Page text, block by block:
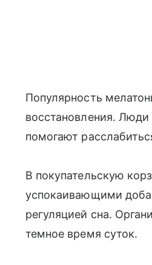
Популярность
восстановления.
помогают
В покупательскую
успокаивающими
регуляцией сна.
темное время суток.